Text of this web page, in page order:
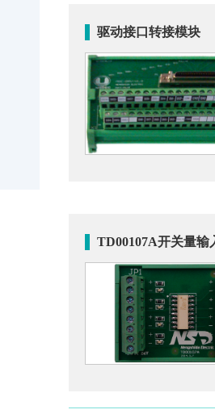
驱动接口转接模块
TD00107A开关量输